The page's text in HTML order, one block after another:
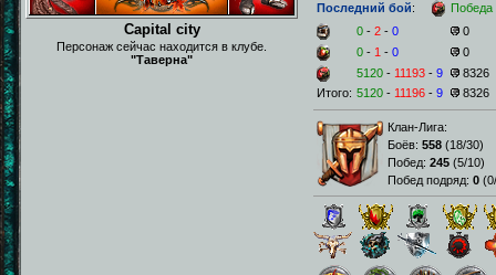
Capital city
Персонаж сейчас находится в клубе.
"Таверна"
Последний бой:
Победа
0 - 2 - 0
0
0 - 1 - 0
0
5120 - 11193 - 9
8326
Итого: 5120 - 11196 - 9 8326
Клан-Лига:
Боёв: 558 (18/30)
Побед: 245 (5/10)
Побед подряд: 0 (